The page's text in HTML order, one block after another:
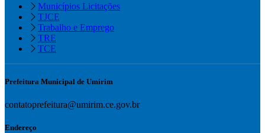
Municípios Licitações
TJCE
Trabalho e Emprego
TRE
TCE
Prefeitura Municipal de Umirim
contatoprefeitura@umirim.ce.gov.br
Endereço